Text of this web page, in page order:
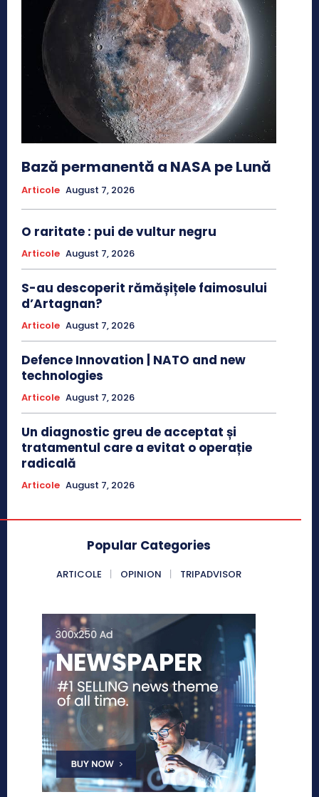
Bază permanentă a NASA pe Lună
Articole August 7, 2026
O raritate : pui de vultur negru
Articole August 7, 2026
S-au descoperit rămășițele faimosului
d’Artagnan?
Articole August 7, 2026
Defence Innovation | NATO and new
technologies
Articole August 7, 2026
Un diagnostic greu de acceptat și
tratamentul care a evitat o operație
radicală
Articole August 7, 2026
Popular Categories
ARTICOLE OPINION TRIPADVISOR